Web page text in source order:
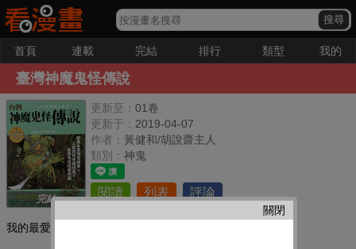
首頁 連載 完結 排行 類型 我的
臺灣神魔鬼怪傳說
完結
更新至： 01卷
更新于： 2019-04-07
作者： 黃健和/胡說齋主人
類別： 神鬼
閱讀 列表 評論
我的最愛：
關閉